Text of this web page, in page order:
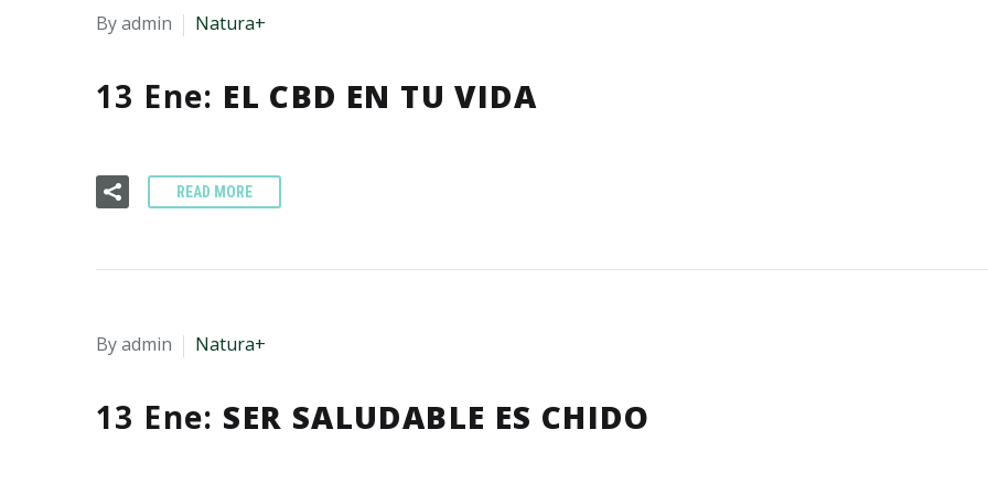
By admin Natura+
13 Ene: EL CBD EN TU VIDA
READ MORE
By admin Natura+
13 Ene: SER SALUDABLE ES CHIDO